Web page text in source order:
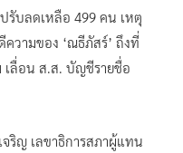
ปรับลดเหลือ 499 คน เหตุ
วามของ ‘ณธีภัสร์’ ถึงที่
เลื่อน ส.ส. บัญชีรายชื่อ
ริญ เลขาธิการสภาผู้แทน